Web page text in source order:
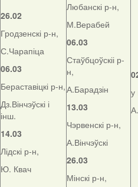
26.02
Гродзенскі р-н,
С.Чарапіца
06.03
Бераставіцкі р-н,
Дз.Вінчэўскі і
інш.
14.03
Лідскі р-н,
Ю. Квач
Любанскі р-н,
М.Верабей
06.03
Стаўбцоўскіі р-
н,
А.Барадзін
13.03
Чэрвенскі р-н,
А.Вінчэўскі
26.03
Мінскі р-н,
у